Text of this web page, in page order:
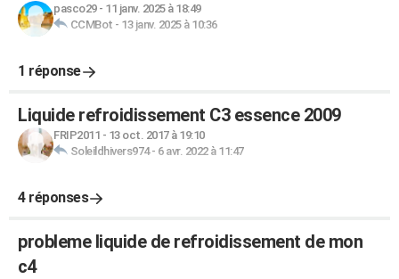
pasco29- 11 janv. 2025 à 18:49
CCMBot - 13 janv. 2025 à 10:36
1 réponse
Liquide refroidissement C3 essence 2009
FRIP2011 - 13 oct. 2017 à 19:10
Soleildhivers974- 6 avr. 2022 à 11:47
4 réponses
probleme liquide de refroidissement de mon
c4